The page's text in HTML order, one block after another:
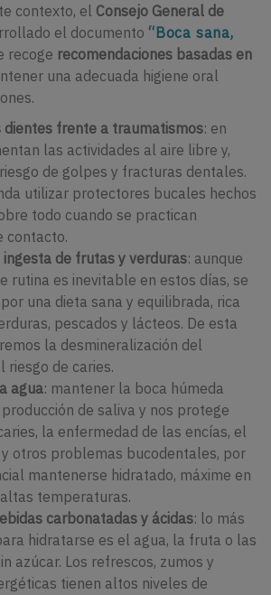
contexto, el Consejo General de
el documento “Boca sana,
recoge recomendaciones basadas en
una adecuada higiene oral
dientes frente a traumatismos: en
las actividades al aire libre y,
de golpes y fracturas dentales.
utilizar protectores bucales hechos
todo cuando se practican
contacto.
ingesta de frutas y verduras: aunque
rutina es inevitable en estos días, se
una dieta sana y equilibrada, rica
pescados y lácteos. De esta
la desmineralización del
riesgo de caries.
agua: mantener la boca húmeda
de saliva y nos protege
la enfermedad de las encías, el
otros problemas bucodentales, por
mantenerse hidratado, máxime en
temperaturas.
carbonatadas y ácidas: lo más
hidratarse es el agua, la fruta o las
azúcar. Los refrescos, zumos y
tienen altos niveles de